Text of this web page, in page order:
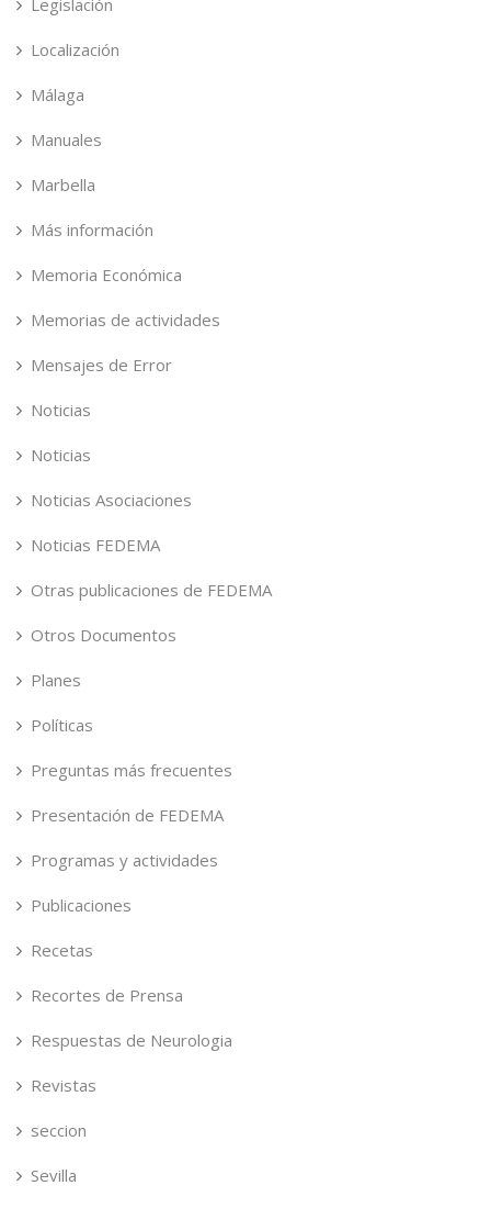
Legislación
Localización
Málaga
Manuales
Marbella
Más información
Memoria Económica
Memorias de actividades
Mensajes de Error
Noticias
Noticias
Noticias Asociaciones
Noticias FEDEMA
Otras publicaciones de FEDEMA
Otros Documentos
Planes
Políticas
Preguntas más frecuentes
Presentación de FEDEMA
Programas y actividades
Publicaciones
Recetas
Recortes de Prensa
Respuestas de Neurologia
Revistas
seccion
Sevilla